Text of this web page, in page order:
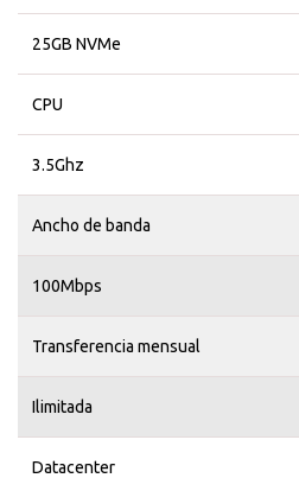
25GB NVMe
CPU
3.5Ghz
Ancho de banda
100Mbps
Transferencia mensual
Ilimitada
Datacenter